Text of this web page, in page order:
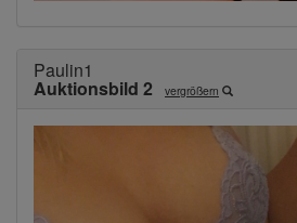
Paulin1
Auktionsbild 2 vergrößern